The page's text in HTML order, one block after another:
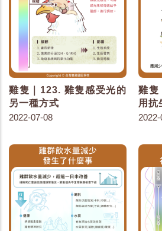
雞隻｜123. 雞隻感受光的
另一種方式
2022-07-08
雞隻
用抗